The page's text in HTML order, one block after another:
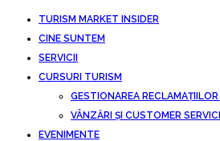
TURISM MARKET INSIDER
CINE SUNTEM
SERVICII
CURSURI TURISM
GESTIONAREA
VÂNZĂRI ȘI CUSTOMER
EVENIMENTE